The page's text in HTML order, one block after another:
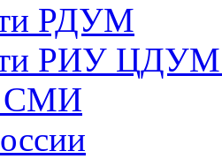
РДУМ
РИУ ЦДУМ
СМИ